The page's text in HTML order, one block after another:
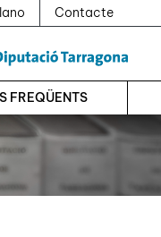
Contacte
FREQÜENTS